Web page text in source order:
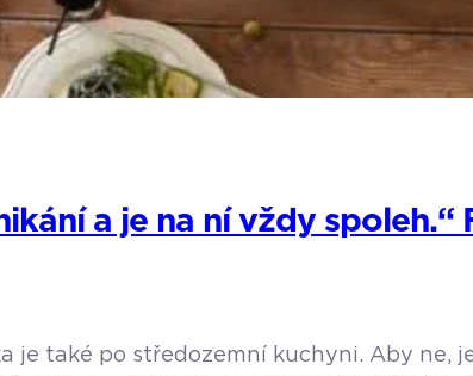
a je na ní vždy spoleh.“
je také po středozemní kuchyni. Aby ne,